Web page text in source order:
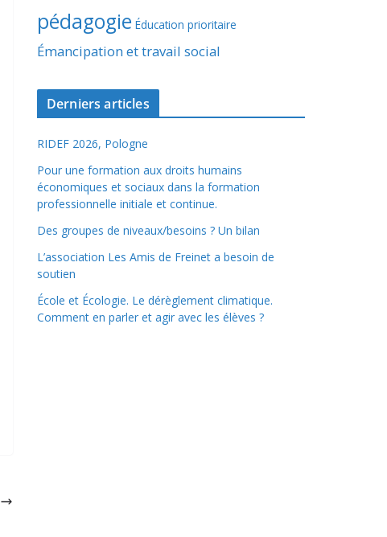
pédagogie Éducation prioritaire
Émancipation et travail social
Derniers articles
RIDEF 2026, Pologne
Pour une formation aux droits humains
économiques et sociaux dans la formation
professionnelle initiale et continue.
Des groupes de niveaux/besoins ? Un bilan
L’association Les Amis de Freinet a besoin de
soutien
École et Écologie. Le dérèglement climatique.
Comment en parler et agir avec les élèves ?